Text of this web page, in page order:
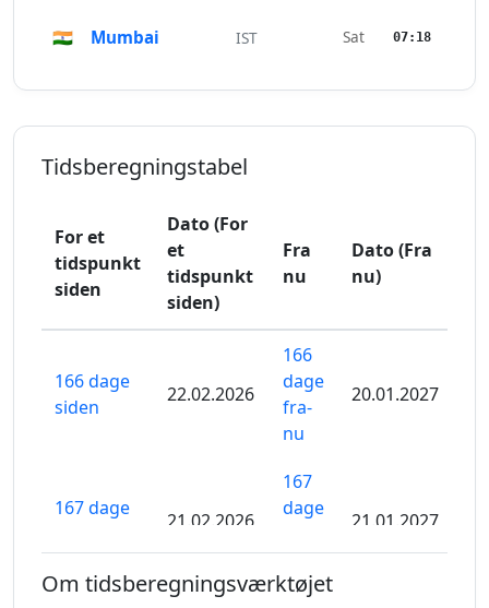
🇮🇳 Mumbai IST Sat 07:18
Tidsberegningstabel
For et
tidspunkt
siden
Dato (For
et
tidspunkt
siden)
Fra
nu
Dato (Fra
nu)
166 dage
siden
22.02.2026
166
dage
fra-
nu
20.01.2027
167 dage
21.02.2026
167
dage
nu
21.01.2027
Om tidsberegningsværktøjet